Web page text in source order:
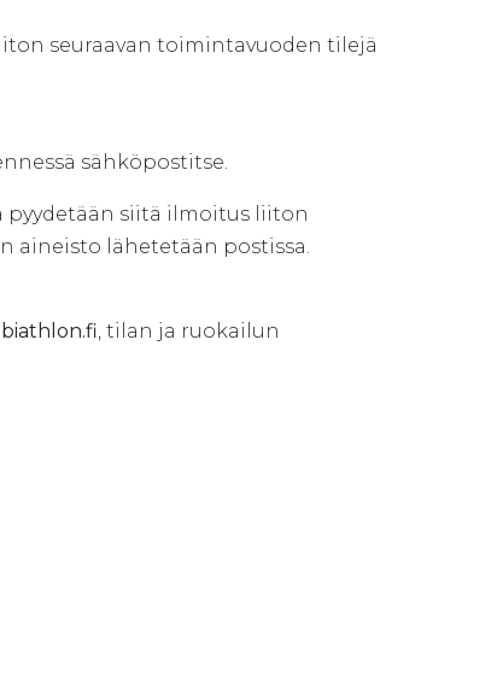
seuraavan toimintavuoden tilejä
sähköpostitse.
pyydetään siitä ilmoitus liiton
aineisto lähetetään postissa.
, tilan ja ruokailun